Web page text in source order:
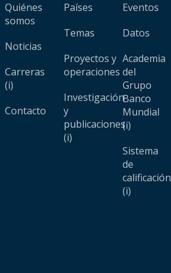
Quiénes
somos
Noticias
Carreras
(i)
Contacto
Países
Temas
Proyectos y
operaciones
Investigación
y
publicaciones
(i)
Eventos
Datos
Academia
del
Grupo
Banco
Mundial
(i)
Sistema
de
calificación
(i)